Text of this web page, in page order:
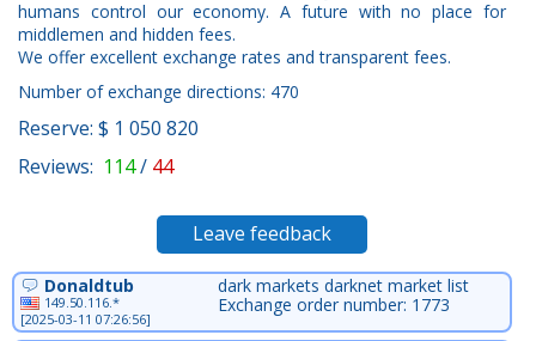
humans control our economy. A future with no place for
middlemen and hidden fees.
We offer excellent exchange rates and transparent fees.
Number of exchange directions: 470
Reserve: $ 1 050 820
Reviews: 114/ 44
Leave feedback
Donaldtub
149.50.116.*
[2025-03-11 07:26:56]
dark markets darknet market list
Exchange order number: 1773